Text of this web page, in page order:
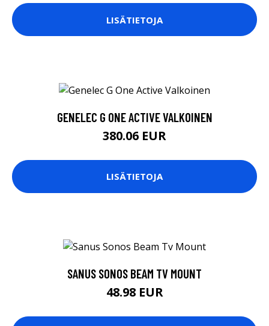
LISÄTIETOJA
GENELEC G ONE ACTIVE VALKOINEN
380.06 EUR
LISÄTIETOJA
SANUS SONOS BEAM TV MOUNT
48.98 EUR